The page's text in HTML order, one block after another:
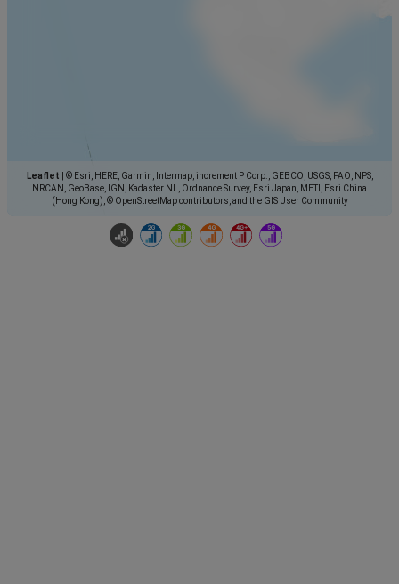
Leaflet
© Esri, HERE, Garmin, Intermap, increment P Corp., GEBCO, USGS, FAO, NPS,
NRCAN, GeoBase, IGN, Kadaster NL, Ordnance Survey, Esri Japan, METI, Esri China
(Hong Kong), © OpenStreetMap contributors, and the GIS User Community